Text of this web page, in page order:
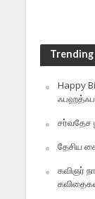
Trending
Happy
சர்வதேச
தேசிய
கவிஞர்